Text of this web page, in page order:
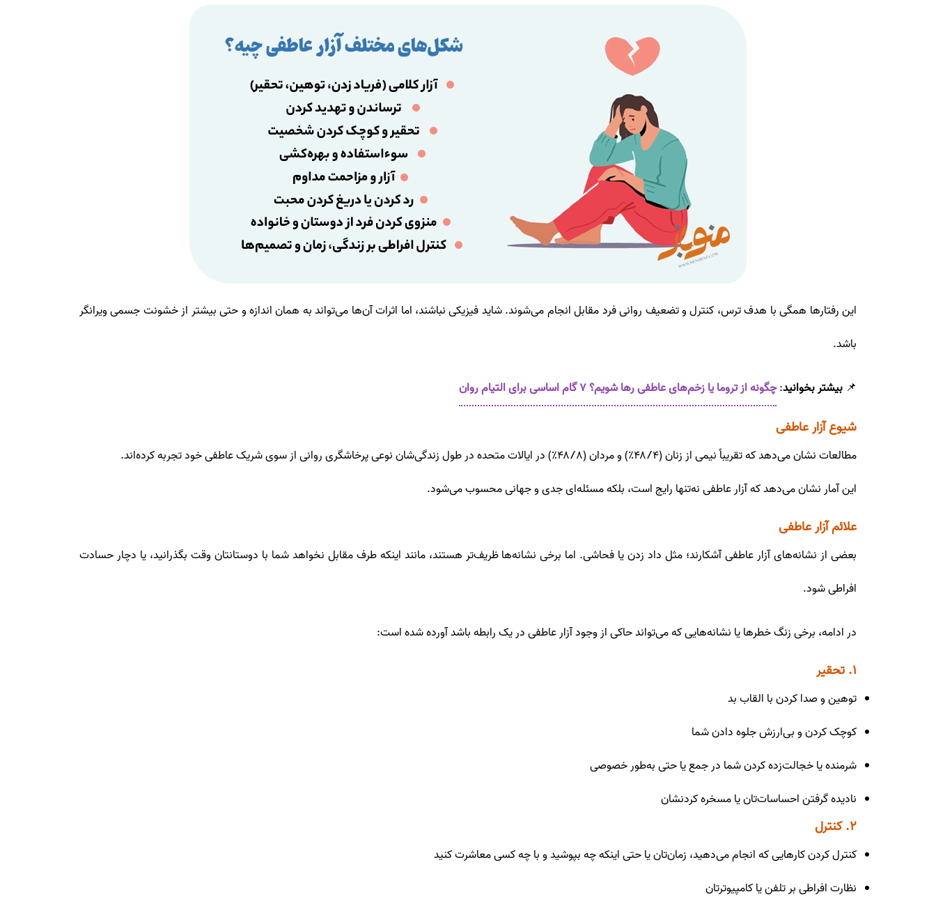
این رفتارها همگی با هدف ترس، کنترل و تضعیف روانی فرد مقابل انجام می‌شوند. شاید فیزیکی نباشند، اما اثرات آن‌ها می‌تواند به همان اندازه و حتی بیشتر از خشونت جسمی ویرانگر
باشد.
📌 بیشتر بخوانید:چگونه از تروما یا زخم‌های عاطفی رها شویم؟ ۷ گام اساسی برای التیام روان
شیوع آزار عاطفی
مطالعات نشان می‌دهد که تقریباً نیمی از زنان (۴۸/۴٪) و مردان (۴۸/۸٪) در ایالات متحده در طول زندگی‌شان نوعی پرخاشگری روانی از سوی شریک عاطفی خود تجربه کرده‌اند.
این آمار نشان می‌دهد که آزار عاطفی نه‌تنها رایج است، بلکه مسئله‌ای جدی و جهانی محسوب می‌شود.
علائم آزار عاطفی
بعضی از نشانه‌های آزار عاطفی آشکارند؛ مثل داد زدن یا فحاشی. اما برخی نشانه‌ها ظریف‌تر هستند، مانند اینکه طرف مقابل نخواهد شما با دوستانتان وقت بگذرانید، یا دچار حسادت
افراطی شود.
در ادامه، برخی زنگ خطرها یا نشانه‌هایی که می‌تواند حاکی از وجود آزار عاطفی در یک رابطه باشد آورده شده است:
۱. تحقیر
توهین و صدا کردن با القاب بد
کوچک کردن و بی‌ارزش جلوه دادن شما
شرمنده یا خجالت‌زده کردن شما در جمع یا حتی به‌طور خصوصی
نادیده گرفتن احساسات‌تان یا مسخره کردنشان
۲. کنترل
کنترل کردن کارهایی که انجام می‌دهید، زمان‌تان یا حتی اینکه چه بپوشید و با چه کسی معاشرت کنید
نظارت افراطی بر تلفن یا کامپیوترتان